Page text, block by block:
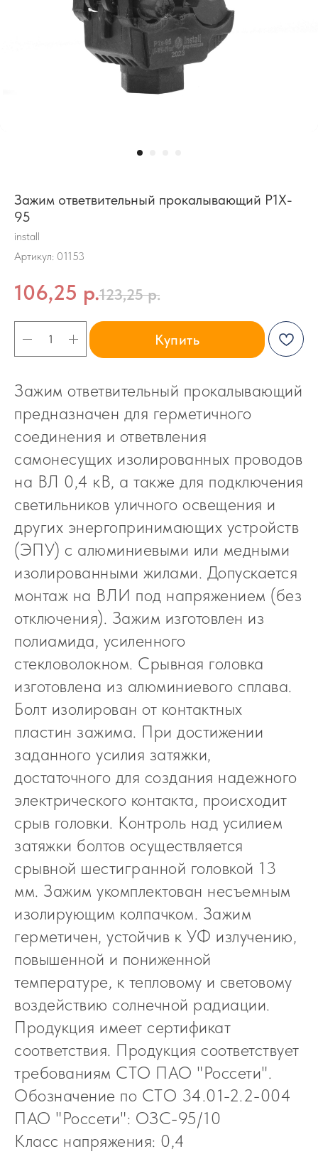
Зажим ответвительный прокалывающий P1X-
95
install
Артикул: 01153
106,25 р.123,25 р.
Купить
Зажим ответвительный прокалывающий
предназначен для герметичного
соединения и ответвления
самонесущих изолированных проводов
на ВЛ 0,4 кВ, а также для подключения
светильников уличного освещения и
других энергопринимающих устройств
(ЭПУ) с алюминиевыми или медными
изолированными жилами. Допускается
монтаж на ВЛИ под напряжением (без
отключения). Зажим изготовлен из
полиамида, усиленного
стекловолокном. Срывная головка
изготовлена из алюминиевого сплава.
Болт изолирован от контактных
пластин зажима. При достижении
заданного усилия затяжки,
достаточного для создания надежного
электрического контакта, происходит
срыв головки. Контроль над усилием
затяжки болтов осуществляется
срывной шестигранной головкой 13
мм. Зажим укомплектован несъемным
изолирующим колпачком. Зажим
герметичен, устойчив к УФ излучению,
повышенной и пониженной
температуре, к тепловому и световому
воздействию солнечной радиации.
Продукция имеет сертификат
соответствия. Продукция соответствует
требованиям СТО ПАО "Россети".
Обозначение по СТО 34.01-2.2-004
ПАО "Россети": ОЗС-95/10
Класс напряжения: 0,4